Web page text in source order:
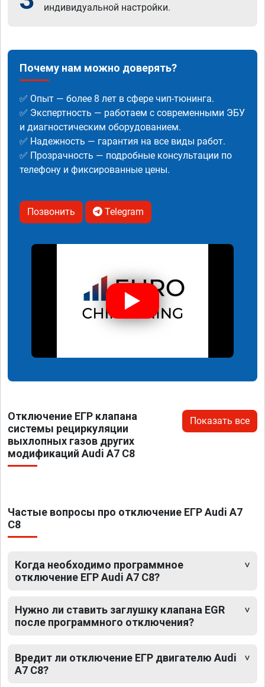
индивидуальной настройки.
Почему нам можно доверять?
✅ Опыт — более 8 лет в сфере чип-тюнинга.
✅ Экспертность — работаем с современными ЭБУ
и диагностическим оборудованием.
✅ Надежность — гарантия на все виды работ.
✅ Прозрачность — подробные консультации по
телефону и фиксированные цены.
Позвонить Telegram
Отключение ЕГР клапана
системы рециркуляции
выхлопных газов других
модификаций Audi A7 C8
Показать все
Частые вопросы про отключение ЕГР Audi A7
C8
Когда необходимо программное
отключение ЕГР Audi A7 C8?
Нужно ли ставить заглушку клапана EGR
после программного отключения?
Вредит ли отключение ЕГР двигателю Audi
A7 C8?